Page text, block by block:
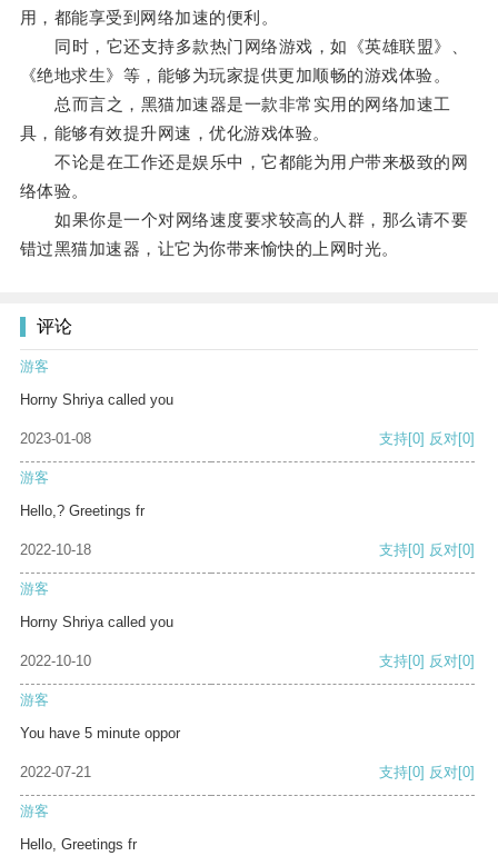
用，都能享受到网络加速的便利。
同时，它还支持多款热门网络游戏，如《英雄联盟》、
《绝地求生》等，能够为玩家提供更加顺畅的游戏体验。
总而言之，黑猫加速器是一款非常实用的网络加速工
具，能够有效提升网速，优化游戏体验。
不论是在工作还是娱乐中，它都能为用户带来极致的网
络体验。
如果你是一个对网络速度要求较高的人群，那么请不要
错过黑猫加速器，让它为你带来愉快的上网时光。
评论
游客
Horny Shriya called you
2023-01-08 支持[0] 反对[0]
游客
Hello,? Greetings fr
2022-10-18 支持[0] 反对[0]
游客
Horny Shriya called you
2022-10-10 支持[0] 反对[0]
游客
You have 5 minute oppor
2022-07-21 支持[0] 反对[0]
游客
Hello, Greetings fr